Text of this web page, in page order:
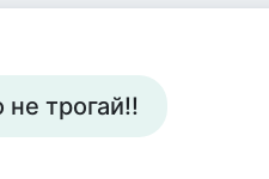
не трогай!!